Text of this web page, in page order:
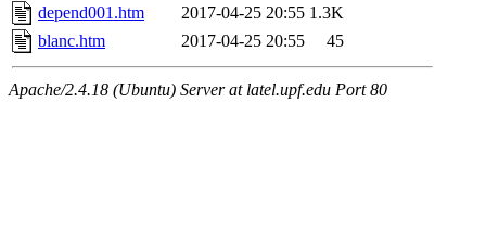
depend001.htm
2017-04-25 20:55 1.3K
blanc.htm
2017-04-25 20:55 45
Apache/2.4.18 (Ubuntu) Server at latel.upf.edu Port 80